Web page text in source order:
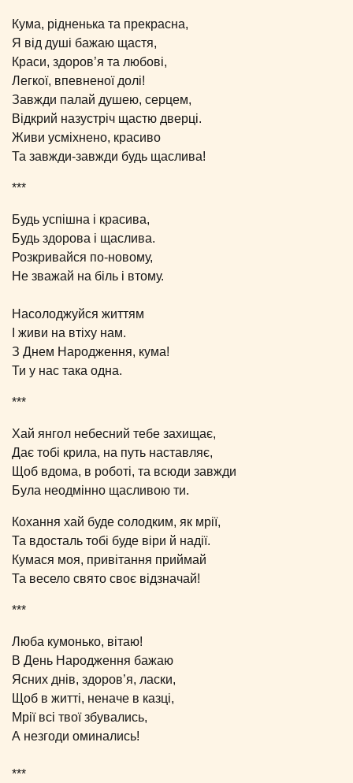
Кума, рідненька та прекрасна,
Я від душі бажаю щастя,
Краси, здоров’я та любові,
Легкої, впевненої долі!
Завжди палай душею, серцем,
Відкрий назустріч щастю дверці.
Живи усміхнено, красиво
Та завжди-завжди будь щаслива!
***
Будь успішна і красива,
Будь здорова і щаслива.
Розкривайся по-новому,
Не зважай на біль і втому.
Насолоджуйся життям
І живи на втіху нам.
З Днем Народження, кума!
Ти у нас така одна.
***
Хай янгол небесний тебе захищає,
Дає тобі крила, на путь наставляє,
Щоб вдома, в роботі, та всюди завжди
Була неодмінно щасливою ти.
Кохання хай буде солодким, як мрії,
Та вдосталь тобі буде віри й надії.
Кумася моя, привітання приймай
Та весело свято своє відзначай!
***
Люба кумонько, вітаю!
В День Народження бажаю
Ясних днів, здоров’я, ласки,
Щоб в житті, неначе в казці,
Мрії всі твої збувались,
А незгоди оминались!
***